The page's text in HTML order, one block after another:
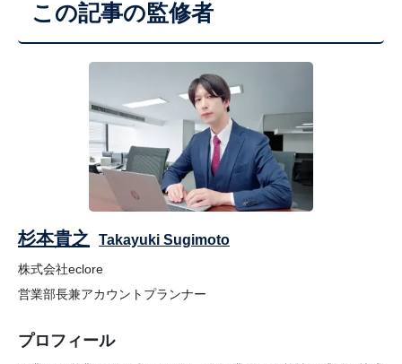
この記事の監修者
杉本貴之 Takayuki Sugimoto
株式会社eclore
営業部長兼アカウントプランナー
プロフィール